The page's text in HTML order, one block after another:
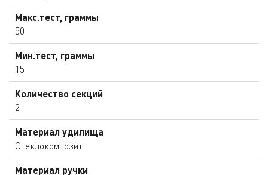
Макс.тест, граммы
50
Мин.тест, граммы
15
Количество секций
2
Материал удилища
Стеклокомпозит
Материал ручки